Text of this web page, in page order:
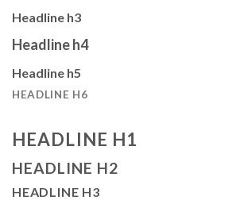
Headline h3
Headline h4
Headline h5
HEADLINE H6
HEADLINE H1
HEADLINE H2
HEADLINE H3